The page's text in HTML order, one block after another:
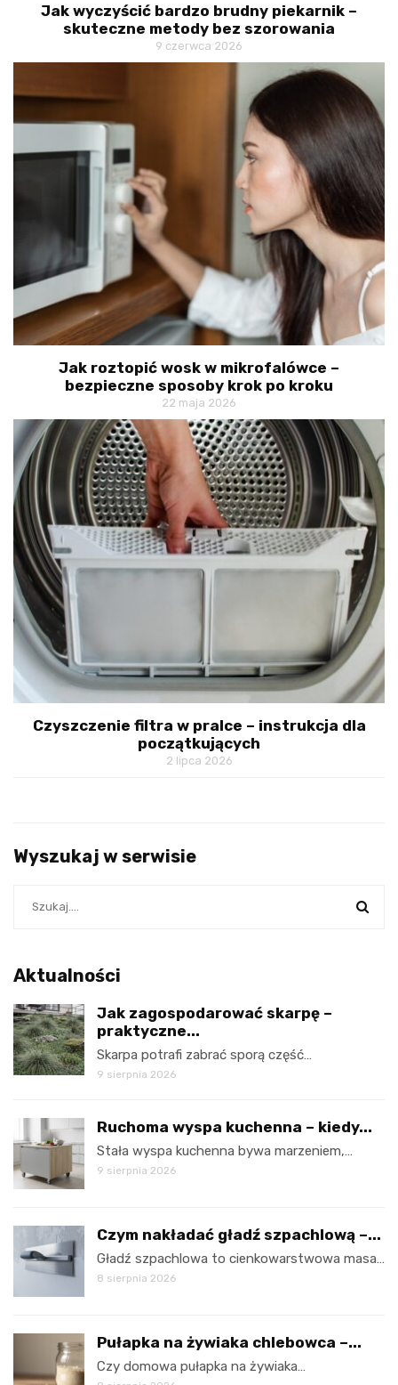
Jak wyczyścić bardzo brudny piekarnik –
skuteczne metody bez szorowania
9 czerwca 2026
Jak roztopić wosk w mikrofalówce –
bezpieczne sposoby krok po kroku
22 maja 2026
Czyszczenie filtra w pralce – instrukcja dla
początkujących
2 lipca 2026
Wyszukaj w serwisie
Aktualności
Jak zagospodarować skarpę –
praktyczne...
Skarpa potrafi zabrać sporą część…
9 sierpnia 2026
Ruchoma wyspa kuchenna – kiedy...
Stała wyspa kuchenna bywa marzeniem,…
9 sierpnia 2026
Czym nakładać gładź szpachlową –...
Gładź szpachlowa to cienkowarstwowa masa…
8 sierpnia 2026
Pułapka na żywiaka chlebowca –...
Czy domowa pułapka na żywiaka…